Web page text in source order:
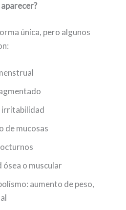
única, pero algunos
irritabilidad
de mucosas
ósea o muscular
aumento de peso,